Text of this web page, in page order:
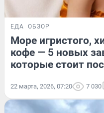
ЕДА ОБЗОР
Море игристого,
кофе — 5 новых
которые стоит
22 марта, 2026, 07:20 7 030